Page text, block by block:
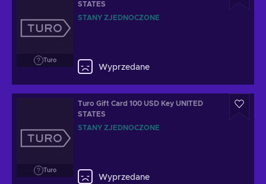
Turo
STATES
STANY ZJEDNOCZONE
Wyprzedane
Turo
Turo Gift Card 100 USD Key UNITED
STATES
STANY ZJEDNOCZONE
Wyprzedane